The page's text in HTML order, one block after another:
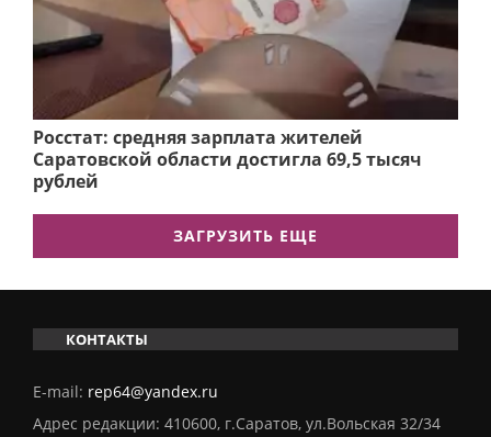
Росстат: средняя зарплата жителей
Саратовской области достигла 69,5 тысяч
рублей
ЗАГРУЗИТЬ ЕЩЕ
КОНТАКТЫ
E-mail: rep64@yandex.ru
Адрес редакции: 410600, г.Саратов, ул.Вольская 32/34